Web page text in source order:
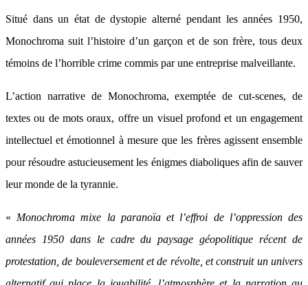
Situé dans un état de dystopie alterné pendant les années 1950,
Monochroma suit l’histoire d’un garçon et de son frère, tous deux
témoins de l’horrible crime commis par une entreprise malveillante.
L’action narrative de Monochroma, exemptée de cut-scenes, de
textes ou de mots oraux, offre un visuel profond et un engagement
intellectuel et émotionnel à mesure que les frères agissent ensemble
pour résoudre astucieusement les énigmes diaboliques afin de sauver
leur monde de la tyrannie.
« Monochroma mixe la paranoïa et l’effroi de l’oppression des
années 1950 dans le cadre du paysage géopolitique récent de
protestation, de bouleversement et de révolte, et construit un univers